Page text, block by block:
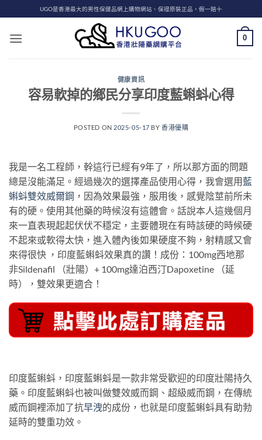
to
content
UGO是香港最大的男性保健品網上購物網站、保證原裝正品，假一賠十
0
健康資訊
容易軟掉的鄉民分享印度藍蝌蚪心得
POSTED ON 2025-05-17 BY香港優購
我是一名工程師，幹這行已經有9年了，所以那方面的問題
總是沒能滿足。經過幾次的選擇產品使用心得，我會選用藍
蝌蚪雙效威爾鋼 ，因為效果最強，服用後，感覺陰莖前所未
有的硬。使用其他藥的時候沒有這體會。話說本人這幾個月
來一直表現起起伏伏不穩定，主要體現在有時該硬的時候硬
不起來或軟得太快，進入體內後如果硬度不夠，射精感又會
來得很快 ，印度藍蝌蚪效果真的讚！成份：100mg西地那
非Sildenafil （壯陽）+ 100mg達泊西汀Dapoxetine （延
時），雙效果更適合！
印度藍蝌蚪，印度藍蝌蚪是一款非常受歡迎的印度壯陽持久
藥。印度藍蝌蚪也被叫做雙效威而鋼、超級威而鋼，在傳統
威而鋼裡添加了抗早洩的成份，也就是印度藍蝌蚪具有助勃
延時的雙重功效。